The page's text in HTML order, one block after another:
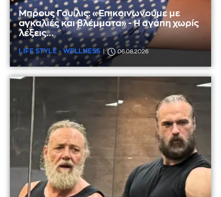
Μπρους Γουίλις: «Επικοινωνούμε με
αγκαλιές και βλέμματα» - Η αγάπη χωρίς
λέξεις...
LIFE STYLE - WELLNESS 06.08.2026